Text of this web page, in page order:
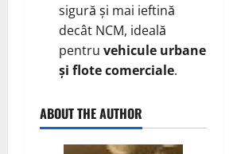
sigură și mai ieftină
decât NCM, ideală
pentru vehicule urbane
și flote comerciale.
ABOUT THE AUTHOR